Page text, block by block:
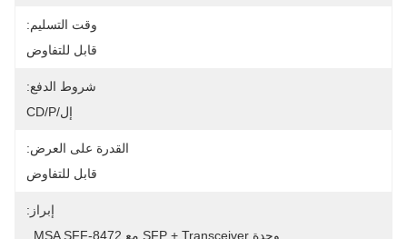
وقت التسليم:
قابل للتفاوض
شروط الدفع:
إل/CD/P
القدرة على العرض:
قابل للتفاوض
إبراز:
وحدة SFP + Transceiver مع MSA SFF-8472